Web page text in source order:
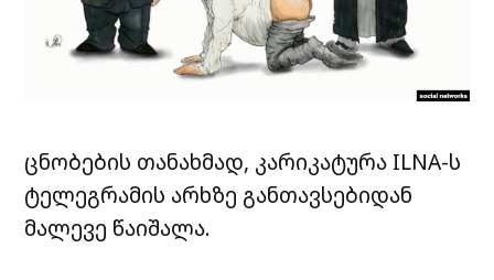
ცნობების თანახმად, კარიკატურა ILNA-ს
ტელეგრამის არხზე განთავსებიდან
მალევე წაიშალა.